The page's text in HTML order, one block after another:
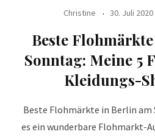
Christine 30. Juli 2020
Beste
Sonntag: Meine 5
Kleidungs-
Beste Flohmärkte in Berlin
es ein wunderbare Flohmarkt-